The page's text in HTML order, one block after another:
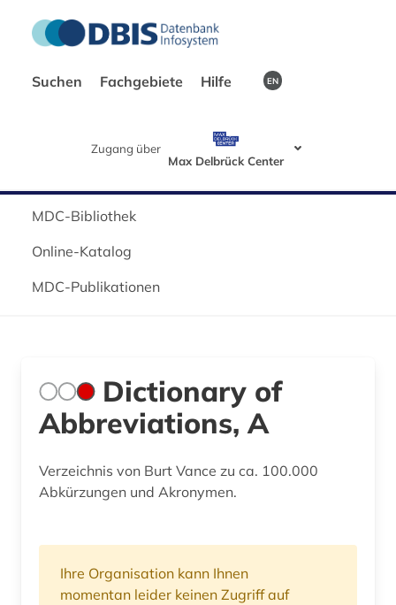
Suchen Fachgebiete Hilfe EN
Zugang über
Max Delbrück Center
MDC-Bibliothek
Online-Katalog
MDC-Publikationen
Dictionary of
Abbreviations, A
Verzeichnis von Burt Vance zu ca. 100.000
Abkürzungen und Akronymen.
Ihre Organisation kann Ihnen
momentan leider keinen Zugriff auf